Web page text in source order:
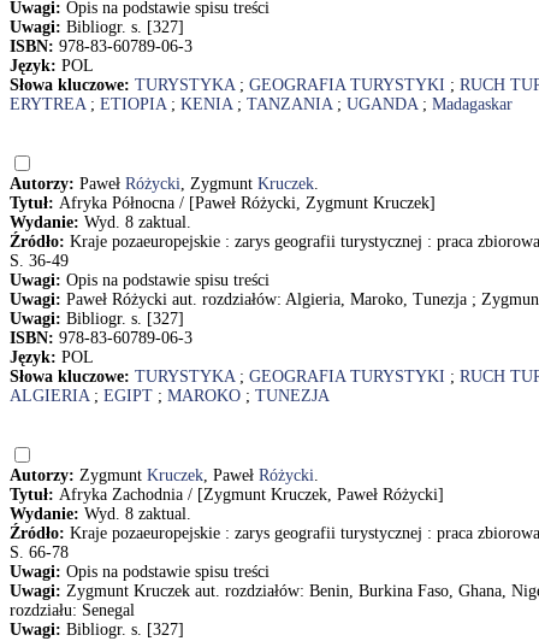
Uwagi: Opis na podstawie spisu treści
Uwagi: Bibliogr. s. [327]
ISBN: 978-83-60789-06-3
Język: POL
Słowa kluczowe: TURYSTYKA; GEOGRAFIA TURYSTYKI ; RUCH
ERYTREA; ETIOPIA; KENIA; TANZANIA; UGANDA; Madagaskar
Autorzy: Paweł Różycki, Zygmunt Kruczek.
Tytuł: Afryka Północna / [Paweł Różycki, Zygmunt Kruczek]
Wydanie: Wyd. 8 zaktual.
Źródło: Kraje pozaeuropejskie : zarys geografii turystycznej : praca
S. 36-49
Uwagi: Opis na podstawie spisu treści
Uwagi: Paweł Różycki aut. rozdziałów: Algieria, Maroko, Tunezja ;
Uwagi: Bibliogr. s. [327]
ISBN: 978-83-60789-06-3
Język: POL
Słowa kluczowe: TURYSTYKA; GEOGRAFIA TURYSTYKI ; RUCH
ALGIERIA; EGIPT ; MAROKO ; TUNEZJA
Autorzy: Zygmunt Kruczek, Paweł Różycki.
Tytuł: Afryka Zachodnia / [Zygmunt Kruczek, Paweł Różycki]
Wydanie: Wyd. 8 zaktual.
Źródło: Kraje pozaeuropejskie : zarys geografii turystycznej : praca
S. 66-78
Uwagi: Opis na podstawie spisu treści
Uwagi: Zygmunt Kruczek aut. rozdziałów: Benin, Burkina Faso, Ghana,
rozdziału: Senegal
Uwagi: Bibliogr. s. [327]